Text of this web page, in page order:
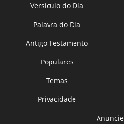
Versículo do Dia
Palavra do Dia
Antigo Testamento
Populares
Temas
Privacidade
Anuncie